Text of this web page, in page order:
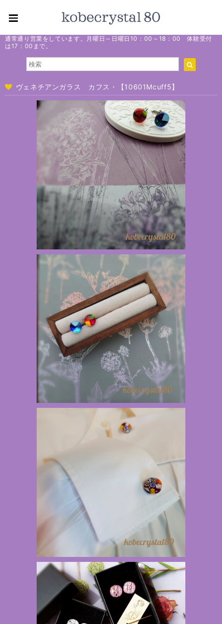
通常通り営業をしています。月曜日～日曜日10：00～18：00 体験受付
は17：00まで。
ヴェネチアンガラス カフス・【10601Mcuff5】